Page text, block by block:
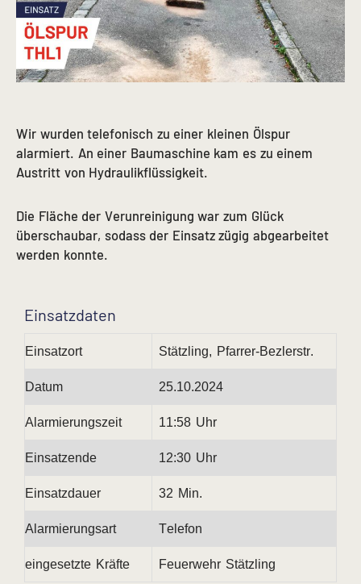
Wir wurden telefonisch zu einer kleinen Ölspur
alarmiert. An einer Baumaschine kam es zu einem
Austritt von Hydraulikflüssigkeit.
Die Fläche der Verunreinigung war zum Glück
überschaubar, sodass der Einsatz zügig abgearbeitet
werden konnte.
Einsatzdaten
Einsatzort Stätzling, Pfarrer-Bezlerstr.
Datum 25.10.2024
Alarmierungszeit 11:58 Uhr
Einsatzende 12:30 Uhr
Einsatzdauer 32 Min.
Alarmierungsart Telefon
eingesetzte Kräfte Feuerwehr Stätzling